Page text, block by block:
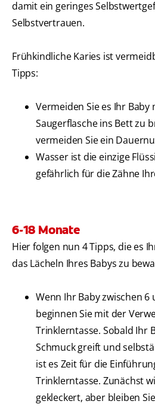
damit ein geringes
Selbstvertrauen.
Frühkindliche Karies ist
Tipps:
Vermeiden Sie es Ihr Baby
Saugerflasche ins Bett zu
vermeiden Sie ein
Wasser ist die einzige
gefährlich für die Zähne
6-18 Monate
Hier folgen nun 4 Tipps, die es
das Lächeln Ihres Babys zu
Wenn Ihr Baby zwischen 6
beginnen Sie mit der
Trinklerntasse. Sobald Ihr
Schmuck greift und
ist es Zeit für die
Trinklerntasse. Zunächst
gekleckert, aber bleiben